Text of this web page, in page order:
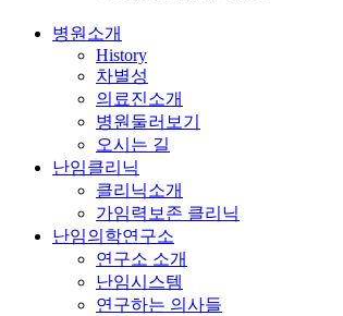
search
Menu
병원소개
History
차별성
의료진소개
병원둘러보기
오시는 길
난임클리닉
클리닉소개
가임력보존 클리닉
난임의학연구소
연구소 소개
난임시스템
연구하는 의사들